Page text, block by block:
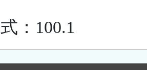
：100.1